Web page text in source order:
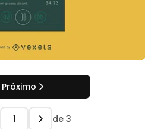
Próximo
de 3